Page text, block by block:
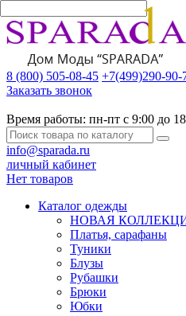
8 (800) 505-08-45 +7(499)290-90-
Заказать звонок
Время работы: пн-пт с 9:00 до
info@sparada.ru
личный кабинет
Нет товаров
Каталог одежды
НОВАЯ
Платья, сарафаны
Туники
Блузы
Рубашки
Брюки
Юбки